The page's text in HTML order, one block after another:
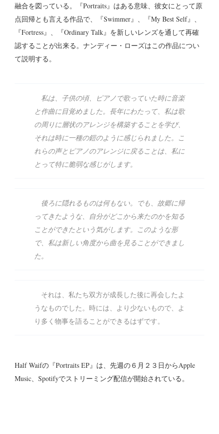
融合を図っている。『Portraits』はある意味、彼女にとって原
点回帰とも言える作品で、『Swimmer』、『My Best Self』、
『Fortress』、『Ordinary Talk』を新しいレンズを通して再確
認することが出来る。ナンディー・ローズはこの作品につい
て説明する。
私は、子供の頃、ピアノで歌っていた時に音楽
と作曲に目覚めました。長年にわたって、私は歌
の周りに層状のアレンジを構築することを学び、
それは時に一種の鎧のように感じられました。こ
れらの声とピアノのアレンジに戻ることは、私に
とって特に脆弱な感じがします。
後ろに隠れるものは何もない。でも、故郷に帰
ってきたような、自分がどこから来たのかを知る
ことができたという気がします。このような形
で、私は新しい角度から曲を見ることができまし
た。
それは、私たち双方が成長した後に再会したよ
うなものでした。時には、より少ないもので、よ
り多く物事を語ることができるはずです。
Half Waifの『Portraits EP』は、先週の６月２３日からApple
Music、Spotifyでストリーミング配信が開始されている。